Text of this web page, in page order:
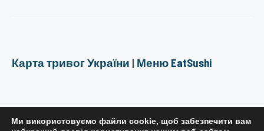
Карта тривог України | Меню EatSushi
Ми використовуємо файли cookie, щоб забезпечити вам